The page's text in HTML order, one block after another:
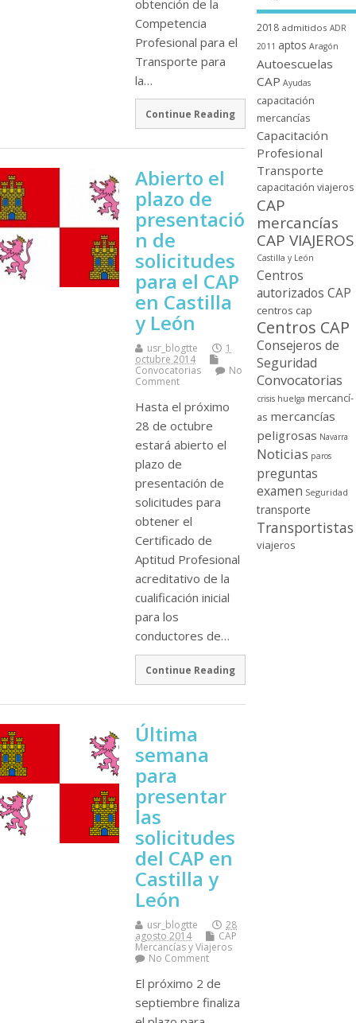
obtención de la
Competencia
Profesional para el
Transporte para
la…
Continue Reading
Abierto el
plazo de
presentació
n de
solicitudes
para el CAP
en Castilla
y León
usr_blogtte
1
octubre 2014
Convocatorias
No
Comment
Hasta el próximo
28 de octubre
estará abierto el
plazo de
presentación de
solicitudes para
obtener el
Certificado de
Aptitud Profesional
acreditativo de la
cualificación inicial
para los
conductores de…
Continue Reading
Última
semana
para
presentar
las
solicitudes
del CAP en
Castilla y
León
usr_blogtte
28
agosto 2014
CAP
Mercancí­as y Viajeros
No Comment
El próximo 2 de
septiembre finaliza
2018 admitidos ADR
2011 aptos Aragón
Autoescuelas
CAP Ayudas
capacitación
mercancí­as
Capacitación
Profesional
Transporte
capacitación viajeros
CAP
mercancí­as
CAP VIAJEROS
Castilla y León
Centros
autorizados CAP
centros cap
Centros CAP
Consejeros de
Seguridad
Convocatorias
crisis huelga mercancí­
as mercancí­as
peligrosas Navarra
Noticias paros
preguntas
examen Seguridad
transporte
Transportistas
viajeros